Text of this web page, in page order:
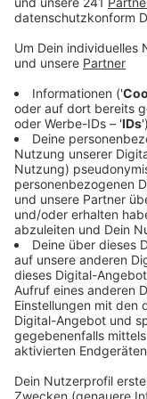
Veröffentlicht:
Anzeige
Die 82-Jährige
hereingefallen
deponiert. Die
„der falschen
übers Telefon
Ermittlungen
unterstützen,
Die Abholer sind
die das Geld
agierenden
Haftrichter hat
54.000 Euro